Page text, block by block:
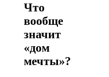
Что
вообще
значит
«дом
мечты»?